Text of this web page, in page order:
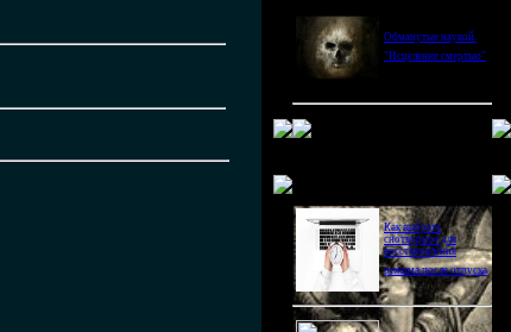
Обманутые наукой.
"Исцеление смертью"
Как выбрать
снотворное для
восстановления
режима после отпуска